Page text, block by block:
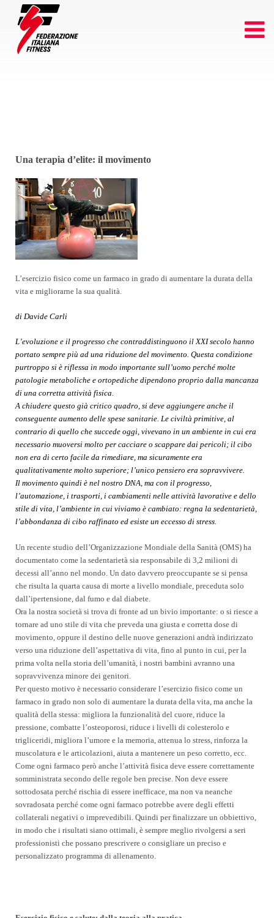
Una terapia d’elite: il movimento
L’esercizio fisico come un farmaco in grado di aumentare la durata della
vita e migliorarne la sua qualità.
di Davide Carli
L’evoluzione e il progresso che contraddistinguono il XXI secolo hanno
portato sempre più ad una riduzione del movimento. Questa condizione
purtroppo si è riflessa in modo importante sull’uomo perché molte
patologie metaboliche e ortopediche dipendono proprio dalla mancanza
di una corretta attività fisica.
A chiudere questo già critico quadro, si deve aggiungere anche il
conseguente aumento delle spese sanitarie. Le civiltà primitive, al
contrario di quello che succede oggi, vivevano in un ambiente in cui era
necessario muoversi molto per cacciare o scappare dai pericoli; il cibo
non era di certo facile da rimediare, ma sicuramente era
qualitativamente molto superiore; l’unico pensiero era sopravvivere.
Il movimento quindi è nel nostro DNA, ma con il progresso,
l’automazione, i trasporti, i cambiamenti nelle attività lavorative e dello
stile di vita, l’ambiente in cui viviamo è cambiato: regna la sedentarietà,
l’abbondanza di cibo raffinato ed esiste un eccesso di stress.
Un recente studio dell’Organizzazione Mondiale della Sanità (OMS) ha
documentato come la sedentarietà sia responsabile di 3,2 milioni di
decessi all’anno nel mondo. Un dato davvero preoccupante se si pensa
che risulta la quarta causa di morte a livello mondiale, preceduta solo
dall’ipertensione, dal fumo e dal diabete.
Ora la nostra società si trova di fronte ad un bivio importante: o si riesce a
tornare ad uno stile di vita che preveda una giusta e corretta dose di
movimento, oppure il destino delle nuove generazioni andrà indirizzato
verso una riduzione dell’aspettativa di vita, fino al punto in cui, per la
prima volta nella storia dell’umanità, i nostri bambini avranno una
sopravvivenza minore dei genitori.
Per questo motivo è necessario considerare l’esercizio fisico come un
farmaco in grado non solo di aumentare la durata della vita, ma anche la
qualità della stessa: migliora la funzionalità del cuore, riduce la
pressione, combatte l’osteoporosi, riduce i livelli di colesterolo e
trigliceridi, migliora l’umore e la memoria, attenua lo stress, rinforza la
muscolatura e le articolazioni, aiuta a mantenere un peso corretto, ecc.
Come ogni farmaco però anche l’attività fisica deve essere correttamente
somministrata secondo delle regole ben precise. Non deve essere
sottodosata perché rischia di essere inefficace, ma non va neanche
sovradosata perché come ogni farmaco potrebbe avere degli effetti
collaterali negativi o imprevedibili. Quindi per finalizzare un obbiettivo,
in modo che i risultati siano ottimali, è sempre meglio rivolgersi a seri
professionisti che possano prescrivere o consigliare un preciso e
personalizzato programma di allenamento.